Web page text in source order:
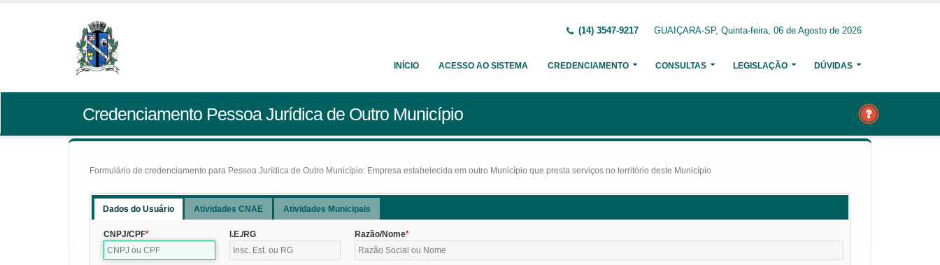
(14) 3547-9217 GUAIÇARA-SP, Quinta-feira, 06 de Agosto de 2026
INÍCIO ACESSO AO SISTEMA CREDENCIAMENTO CONSULTAS LEGISLAÇÃO DÚVIDAS
Credenciamento Pessoa Jurídica de Outro Município
Formulário de credenciamento para Pessoa Jurídica de Outro Município: Empresa estabelecida em outro Município que presta serviços no território deste Município
Dados do Usuário Atividades CNAE Atividades Municipais
CNPJ/CPF I.E./RG Razão/Nome